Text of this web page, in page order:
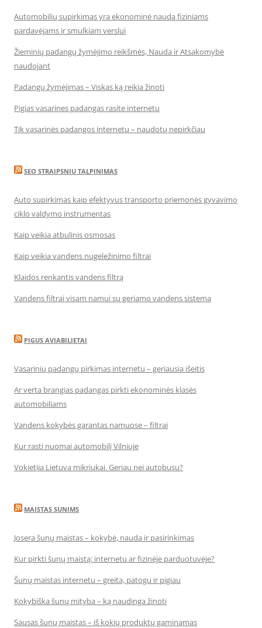
Automobilių supirkimas yra ekonominė nauda fiziniams
pardavėjams ir smulkiam verslui
Žieminių padangų žymėjimo reikšmės, Nauda ir Atsakomybė
naudojant
Padangų žymėjimas – Viskas ką reikia žinoti
Pigias vasarines padangas rasite internetu
Tik vasarinės padangos internetu – naudotų nepirkčiau
SEO STRAIPSNIU TALPINIMAS
Auto supirkimas kaip efektyvus transporto priemonės gyvavimo
ciklo valdymo instrumentas
Kaip veikia atbulinis osmosas
Kaip veikia vandens nugeležinimo filtrai
Klaidos renkantis vandens filtrą
Vandens filtrai visam namui su geriamo vandens sistema
PIGUS AVIABILIETAI
Vasarinių padangų pirkimas internetu – geriausia išeitis
Ar verta brangias padangas pirkti ekonominės klasės
automobiliams
Vandens kokybės garantas namuose – filtrai
Kur rasti nuomai automobilį Vilniuje
Vokietija Lietuva mikriukai. Geriau nei autobusu?
MAISTAS SUNIMS
Josera šunų maistas – kokybė, nauda ir pasirinkimas
Kur pirkti šunų maistą: internetu ar fizinėje parduotuvėje?
Šunų maistas internetu – greita, patogu ir pigiau
Kokybiška šunų mityba – ką naudinga žinoti
Sausas šunų maistas – iš kokių produktų gaminamas